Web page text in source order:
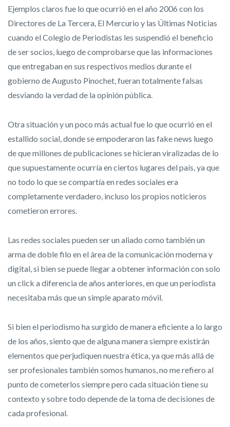
Ejemplos claros fue lo que ocurrió en el año 2006 con los
Directores de La Tercera, El Mercurio y las Últimas Noticias
cuando el Colegio de Periodistas les suspendió el beneficio
de ser socios, luego de comprobarse que las informaciones
que entregaban en sus respectivos medios durante el
gobierno de Augusto Pinochet, fueran totalmente falsas
desviando la verdad de la opinión pública.
Otra situación y un poco más actual fue lo que ocurrió en el
estallido social, donde se empoderaron las fake news luego
de que millones de publicaciones se hicieran viralizadas de lo
que supuestamente ocurría en ciertos lugares del país, ya que
no todo lo que se compartía en redes sociales era
completamente verdadero, incluso los propios noticieros
cometieron errores.
Las redes sociales pueden ser un aliado como también un
arma de doble filo en el área de la comunicación moderna y
digital, si bien se puede llegar a obtener información con solo
un click a diferencia de años anteriores, en que un periodista
necesitaba más que un simple aparato móvil.
Si bien el periodismo ha surgido de manera eficiente a lo largo
de los años, siento que de alguna manera siempre existirán
elementos que perjudiquen nuestra ética, ya que más allá de
ser profesionales también somos humanos, no me refiero al
punto de cometerlos siempre pero cada situación tiene su
contexto y sobre todo depende de la toma de decisiones de
cada profesional.